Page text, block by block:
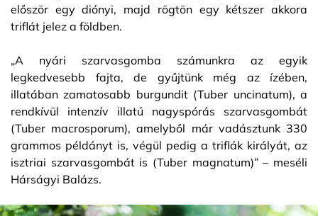
először egy diónyi, majd rögtön egy kétszer akkora
triflát jelez a földben.
„A nyári szarvasgomba számunkra az egyik
legkedvesebb fajta, de gyűjtünk még az ízében,
illatában zamatosabb burgundit (Tuber uncinatum), a
rendkívül intenzív illatú nagyspórás szarvasgombát
(Tuber macrosporum), amelyből már vadásztunk 330
grammos példányt is, végül pedig a triflák királyát, az
isztriai szarvasgombát is (Tuber magnatum)” – meséli
Hárságyi Balázs.